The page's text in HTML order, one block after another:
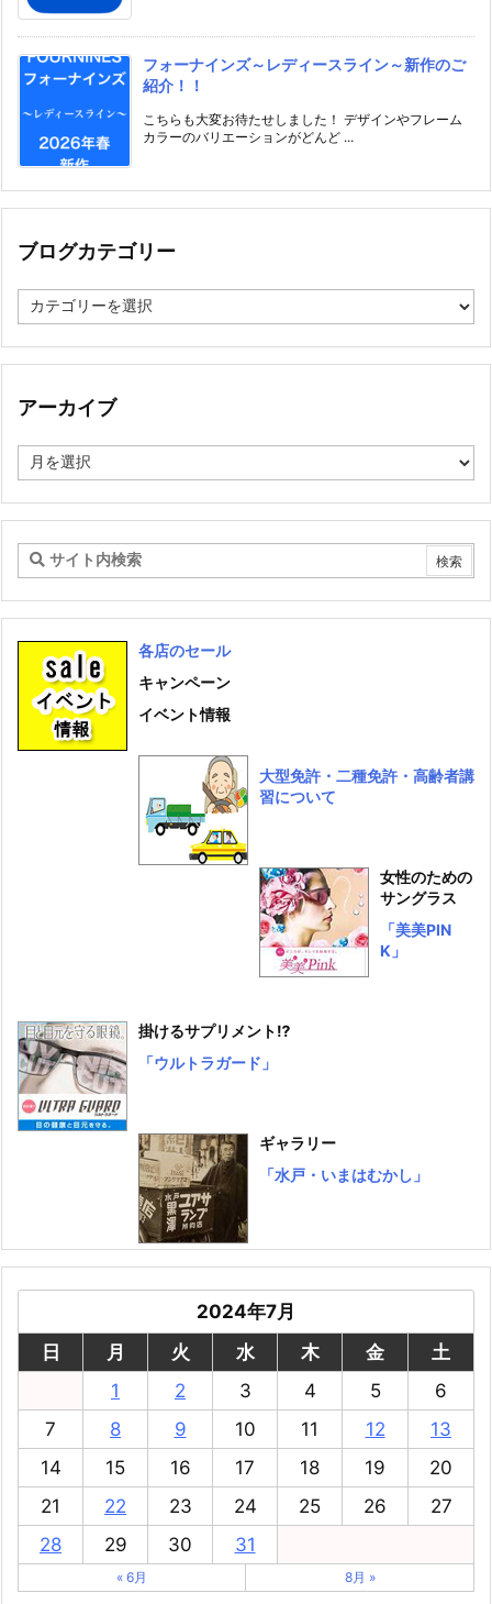
フォーナインズ～レディースライン～新作のご
紹介！！
こちらも大変お待たせしました！ デザインやフレーム
カラーのバリエーションがどんど ...
ブログカテゴリー
ロ
カ
ゴ
ー
アーカイブ
ー
イ
各店のセール
キャンペーン
イベント情報
大型免許・二種免許・高齢者講
習について
女性のための
サングラス
「美美PIN
K」
掛けるサプリメント⁉
「ウルトラガード」
ギャラリー
「水戸・いまはむかし」
2024年7月
日
月 火 水 木 金
土
1
2 3 4 5
6
7
8 9 10 11 12
13
14
15 16 17 18 19
20
21
22 23 24 25 26
27
28
29 30 31
« 6月 8月 »